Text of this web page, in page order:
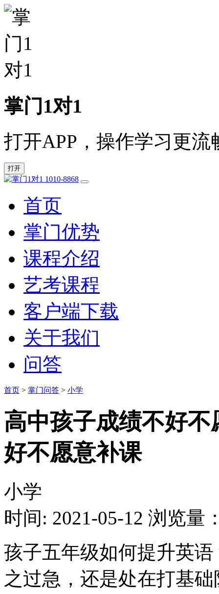
掌门1对1
打开APP，操作学习更流
打开
1010-8868
首页
掌门优势
课程介绍
艺考课程
客户端下载
关于我们
问答
首页 > 掌门问答 > 小学
高中孩子成绩不好
好不愿意补课
小学
时间: 2021-05-12 浏览量
孩子五年级如何提升英
之过急，还是处在打基